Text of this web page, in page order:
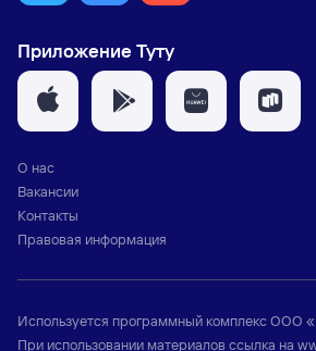
Приложение Туту
О нас
Вакансии
Контакты
Правовая информация
Используется программный комплексООО
При использовании материалов ссылка на